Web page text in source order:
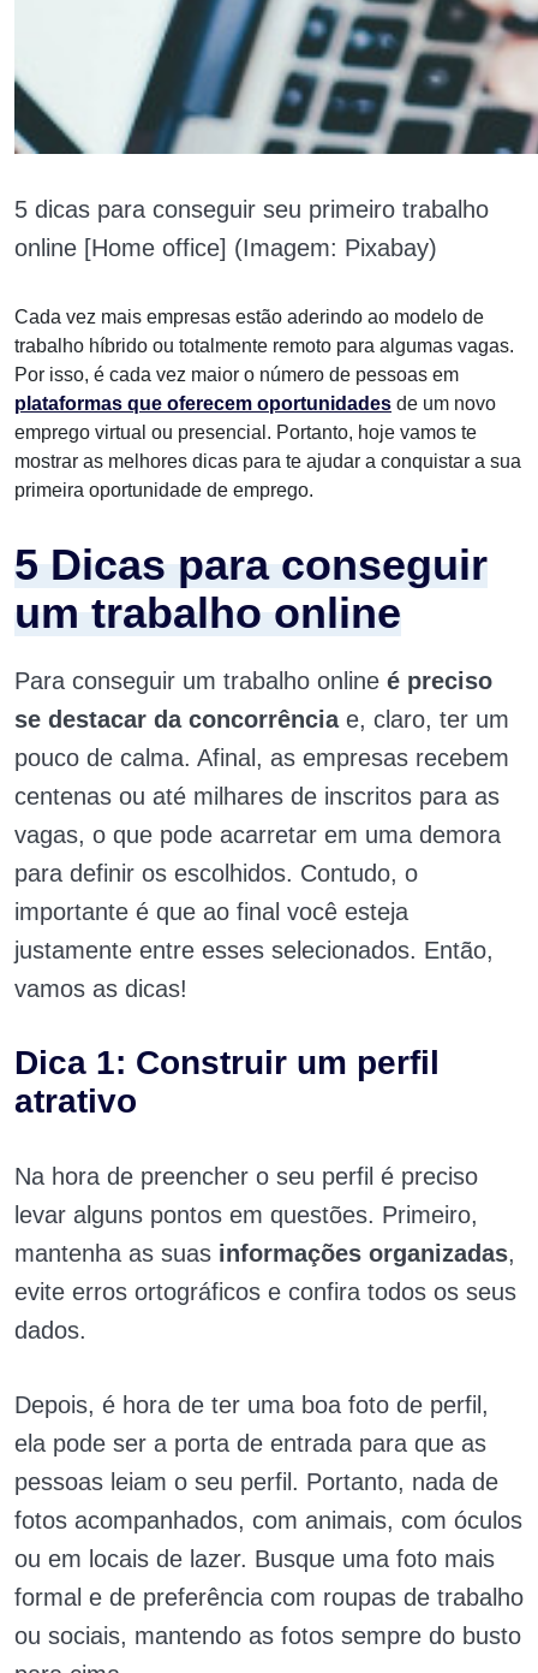
5 dicas para conseguir seu primeiro trabalho
online [Home office] (Imagem: Pixabay)
Cada vez mais empresas estão aderindo ao modelo de
trabalho híbrido ou totalmente remoto para algumas vagas.
Por isso, é cada vez maior o número de pessoas em
plataformas que oferecem oportunidades de um novo
emprego virtual ou presencial. Portanto, hoje vamos te
mostrar as melhores dicas para te ajudar a conquistar a sua
primeira oportunidade de emprego.
5 Dicas para conseguir
um trabalho online
Para conseguir um trabalho online é preciso
se destacar da concorrênciae, claro, ter um
pouco de calma. Afinal, as empresas recebem
centenas ou até milhares de inscritos para as
vagas, o que pode acarretar em uma demora
para definir os escolhidos. Contudo, o
importante é que ao final você esteja
justamente entre esses selecionados. Então,
vamos as dicas!
Dica 1: Construir um perfil
atrativo
Na hora de preencher o seu perfil é preciso
levar alguns pontos em questões. Primeiro,
mantenha as suas informações organizadas,
evite erros ortográficos e confira todos os seus
dados.
Depois, é hora de ter uma boa foto de perfil,
ela pode ser a porta de entrada para que as
pessoas leiam o seu perfil. Portanto, nada de
fotos acompanhados, com animais, com óculos
ou em locais de lazer. Busque uma foto mais
formal e de preferência com roupas de trabalho
ou sociais, mantendo as fotos sempre do busto